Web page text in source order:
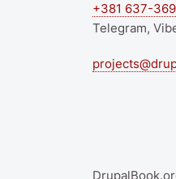
+381 637-
Telegram,